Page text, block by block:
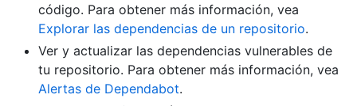
código. Para obtener más información, vea
Explorar las dependencias de un repositorio.
Ver y actualizar las dependencias vulnerables de
tu repositorio. Para obtener más información, vea
Alertas de Dependabot.